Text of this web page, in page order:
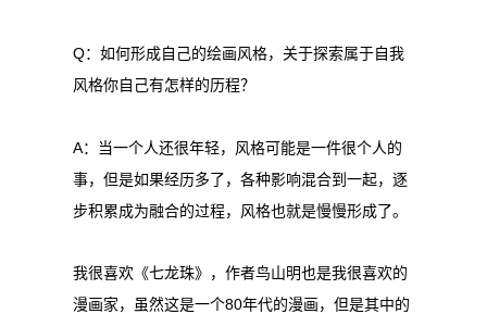
Q：如何形成自己的绘画风格，关于探索属于自我
风格你自己有怎样的历程？
A：当一个人还很年轻，风格可能是一件很个人的
事，但是如果经历多了，各种影响混合到一起，逐
步积累成为融合的过程，风格也就是慢慢形成了。
我很喜欢《七龙珠》，作者鸟山明也是我很喜欢的
漫画家，虽然这是一个80年代的漫画，但是其中的